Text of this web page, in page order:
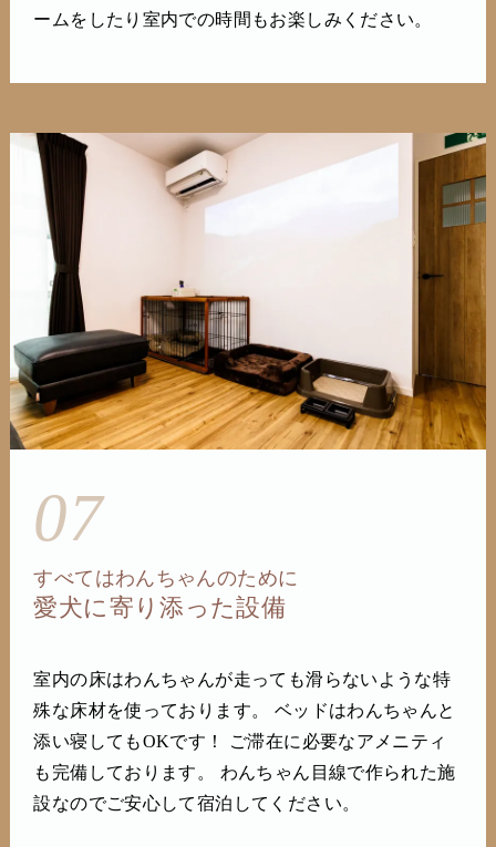
ームをしたり室内での時間もお楽しみください。
07
すべてはわんちゃんのために
愛犬に寄り添った設備
室内の床はわんちゃんが走っても滑らないような特
殊な床材を使っております。 ベッドはわんちゃんと
添い寝してもOKです！ ご滞在に必要なアメニティ
も完備しております。 わんちゃん目線で作られた施
設なのでご安心して宿泊してください。